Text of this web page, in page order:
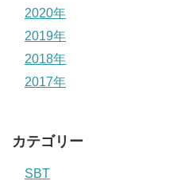
2020年
2019年
2018年
2017年
カテゴリー
SBT